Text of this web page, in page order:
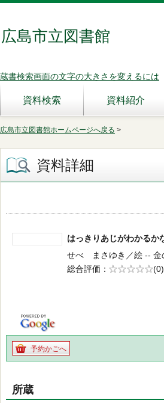
広島市立図書館
蔵書検索画面の文字の大きさを変えるには
資料検索 資料紹介
広島市立図書館ホームページへ戻る >
資料詳細
はっきりあじがわかる
せべ まさゆき／絵 -- 金
総合評価
5段階評価
(0)
予約かごへ
所蔵